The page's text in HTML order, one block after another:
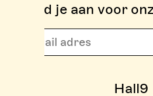
>
Hall9
Meld je aan voor